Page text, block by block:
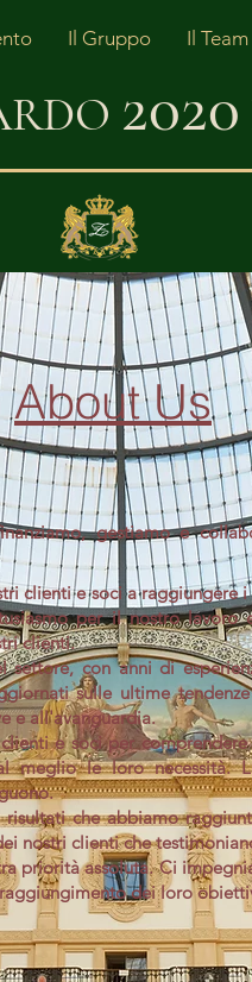
Il Gruppo Il Team
2020
About Us
gestiamo e
clienti e soci a
per il nostro
clienti.
con anni di
sulle ultime
e all'avanguardia.
e soci per
meglio le loro necessità.
che abbiamo
nostri clienti che
priorità assoluta. Ci
dei loro